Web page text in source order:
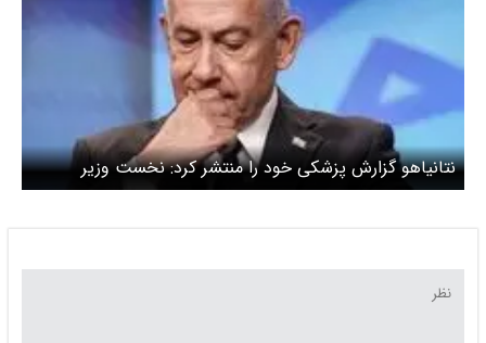
نتانیاهو گزارش پزشکی خود را منتشر کرد: نخست وزیر
اسراییل چندماه پیش مبتلا به سرطان بود